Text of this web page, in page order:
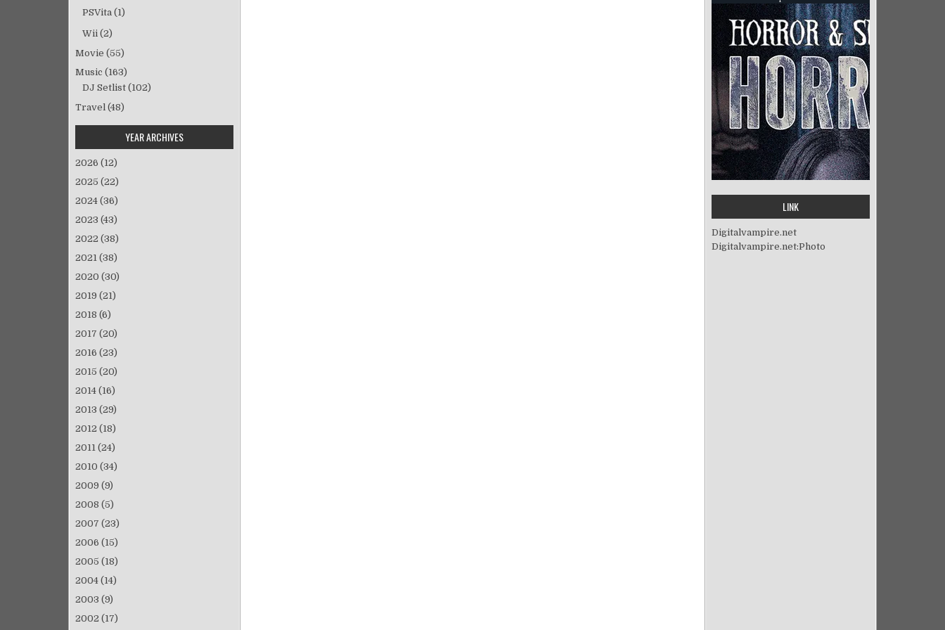
PSVita (1)
Wii (2)
Movie (55)
Music (163)
DJ Setlist (102)
Travel (48)
YEAR ARCHIVES
2026 (12)
2025 (22)
2024 (36)
2023 (43)
2022 (38)
2021 (38)
2020 (30)
2019 (21)
2018 (6)
2017 (20)
2016 (23)
2015 (20)
2014 (16)
2013 (29)
2012 (18)
2011 (24)
2010 (34)
2009 (9)
2008 (5)
2007 (23)
2006 (15)
2005 (18)
2004 (14)
2003 (9)
2002 (17)
LINK
Digitalvampire.net
Digitalvampire.net:Photo